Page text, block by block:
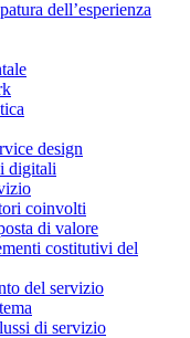
dell’esperienza
design
digitali
coinvolti
di valore
costitutivi del
del servizio
di servizio